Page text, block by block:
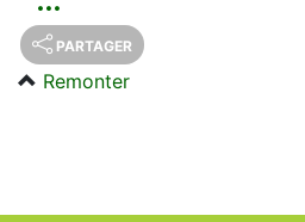
PARTAGER
Remonter